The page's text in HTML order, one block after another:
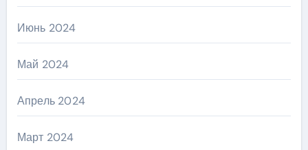
Июнь 2024
Май 2024
Апрель 2024
Март 2024